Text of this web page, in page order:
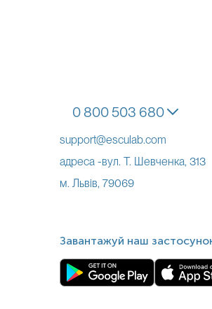
0 800 503 680
support@esculab.com
адреса -вул. Т. Шевченка, 313
м. Львів, 79069
Завантажуй наш